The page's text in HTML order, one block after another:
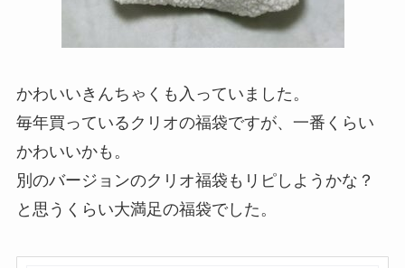
かわいいきんちゃくも入っていました。
毎年買っているクリオの福袋ですが、一番くらい
かわいいかも。
別のバージョンのクリオ福袋もリピしようかな？
と思うくらい大満足の福袋でした。